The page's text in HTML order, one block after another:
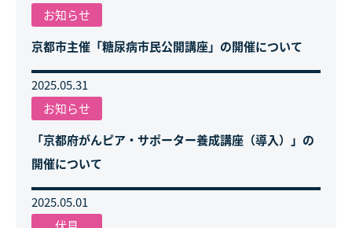
お知らせ
京都市主催「糖尿病市民公開講座」の開催について
2025.05.31
お知らせ
「京都府がんピア・サポーター養成講座（導入）」の
開催について
2025.05.01